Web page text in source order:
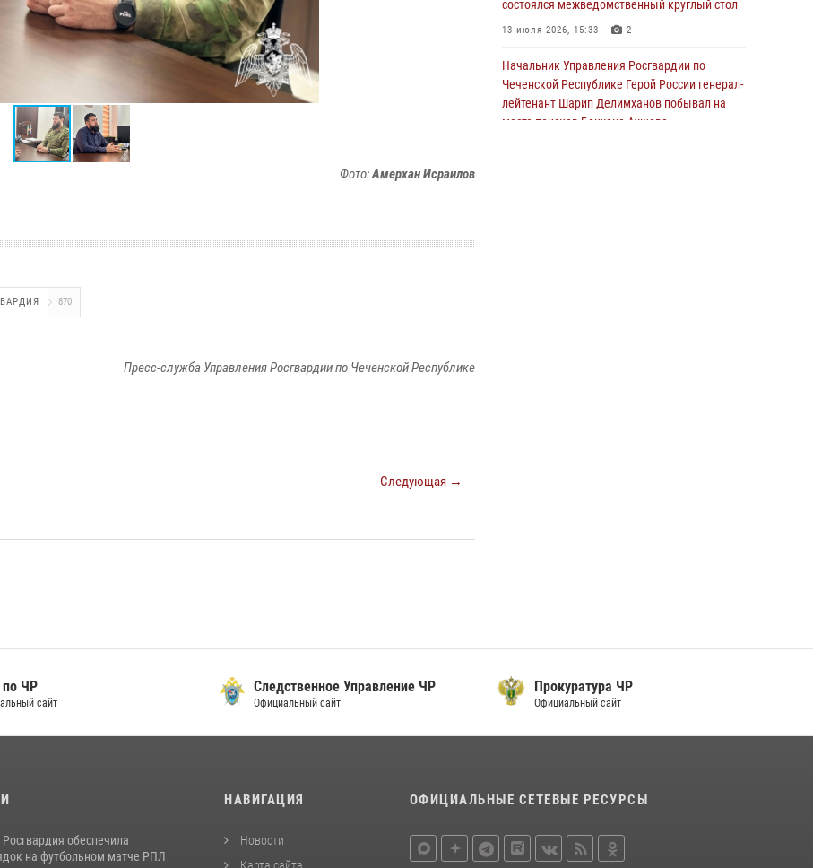
Фото:Амерхан Исраилов
870
Пресс-служба Управления Росгвардии по Чеченской Республике
Следующая →
безопасность конно-спортивных
соревнований
состоялся межведомственный круглый стол
13 июля 2026, 15:33 2
Начальник Управления Росгвардии по
Чеченской Республике Герой России генерал-
лейтенант Шарип Делимханов побывал на
месте поисков Бекхана Аушева
ЧР
сайт
Следственное Управление ЧР
Официальный сайт
Прокуратура ЧР
Официальный сайт
обеспечила
на футбольном матче РПЛ
НАВИГАЦИЯ
Новости
ОФИЦИАЛЬНЫЕ СЕТЕВЫЕ РЕСУРСЫ